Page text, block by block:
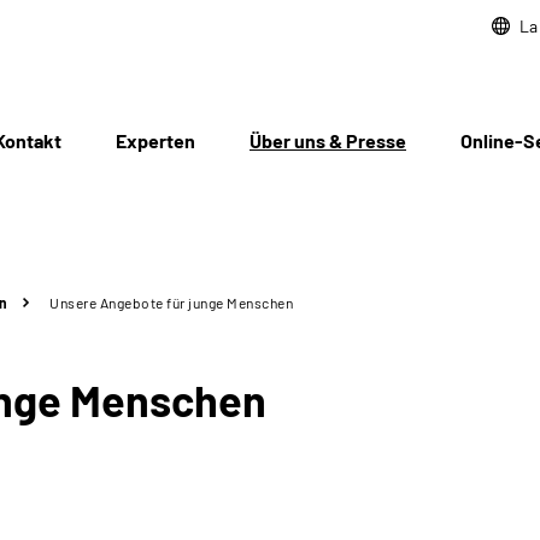
Experten Über uns & Presse Online-
Unsere Angebote für junge Menschen
Menschen